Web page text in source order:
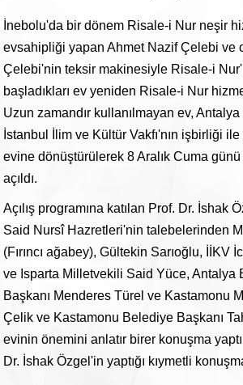
İnebolu'da bir dönem Risale-i Nur neşir
evsahipliği yapan Ahmet Nazif Çelebi ve
Çelebi'nin teksir makinesiyle Risale-i
başladıkları ev yeniden Risale-i Nur
Uzun zamandır kullanılmayan ev,
İstanbul İlim ve Kültür Vakfı'nın işbirliği
evine dönüştürülerek 8 Aralık Cuma
açıldı.
Açılış programına katılan Prof. Dr. İshak
Said Nursî Hazretleri'nin talebelerinden
(Fırıncı ağabey), Gültekin Sarıoğlu, İİKV
ve Isparta Milletvekili Said Yüce, Antalya
Başkanı Menderes Türel ve Kastamonu
Çelik ve Kastamonu Belediye Başkanı
evinin önemini anlatır birer konuşma
Dr. İshak Özgel'in yaptığı kıymetli